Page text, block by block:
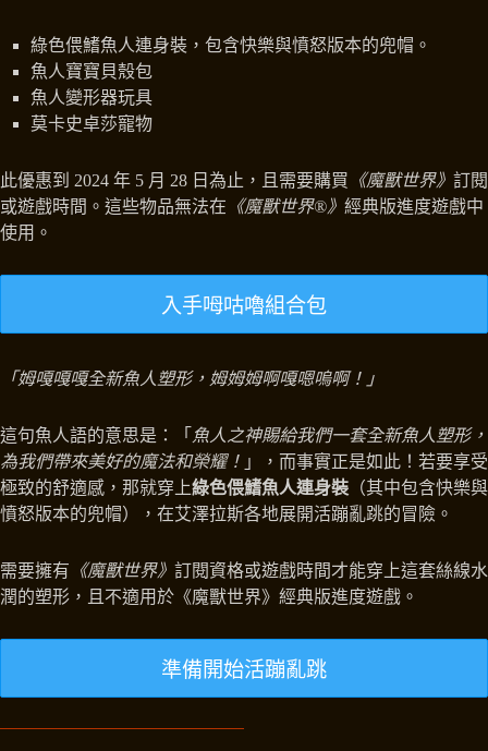
綠色偎鰭魚人連身裝，包含快樂與憤怒版本的兜帽。
魚人寶寶貝殼包
魚人變形器玩具
莫卡史卓莎寵物
此優惠到 2024 年 5 月 28 日為止，且需要購買 《魔獸世界》 訂閱
或遊戲時間。這些物品無法在 《魔獸世界®》 經典版進度遊戲中
使用。
入手呣咕嚕組合包
「姆嘎嘎嘎全新魚人塑形，姆姆姆啊嘎嗯嗚啊！」
這句魚人語的意思是：「 魚人之神賜給我們一套全新魚人塑形，
為我們帶來美好的魔法和榮耀！ 」，而事實正是如此！若要享受
極致的舒適感，那就穿上綠色偎鰭魚人連身裝 （其中包含快樂與
憤怒版本的兜帽），在艾澤拉斯各地展開活蹦亂跳的冒險。
需要擁有 《魔獸世界》 訂閱資格或遊戲時間才能穿上這套絲線水
潤的塑形，且不適用於《魔獸世界》經典版進度遊戲。
準備開始活蹦亂跳